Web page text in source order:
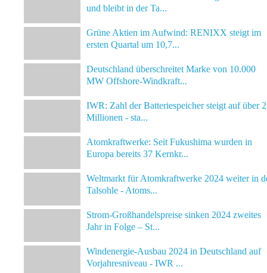
und bleibt in der Ta...
Grüne Aktien im Aufwind: RENIXX steigt im
ersten Quartal um 10,7...
Deutschland überschreitet Marke von 10.000
MW Offshore-Windkraft...
IWR: Zahl der Batteriespeicher steigt auf über 2
Millionen - sta...
Atomkraftwerke: Seit Fukushima wurden in
Europa bereits 37 Kernkr...
Weltmarkt für Atomkraftwerke 2024 weiter in
Talsohle - Atoms...
Strom-Großhandelspreise sinken 2024 zweites
Jahr in Folge – St...
Windenergie-Ausbau 2024 in Deutschland auf
Vorjahresniveau - IWR ...